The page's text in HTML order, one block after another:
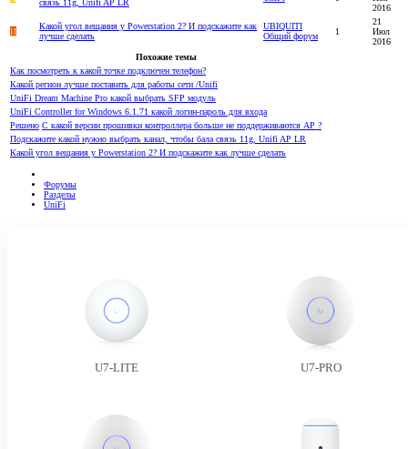
2016
И
Какой угол вещания у Powerstation 2? И подскажите как
лучше сделать
UBIQUITI
Общий форум
1
21
Июл
2016
Похожие темы
Как посмотреть к какой точке подключен телефон?
Какой регион лучше поставить для работы сети /Unifi
UniFi Dream Machine Pro какой выбрать SFP модуль
UniFi Controller for Windows 6.1.71 какой логин-пароль для входа
Решено С какой версии прошивки контроллера больше не поддерживаются AP ?
Подскажите какой нужно выбрать канал, чтобы бала связь 11g, Unifi AP LR
Какой угол вещания у Powerstation 2? И подскажите как лучше сделать
Форумы
Разделы
UniFi
U7-LITE U7-PRO